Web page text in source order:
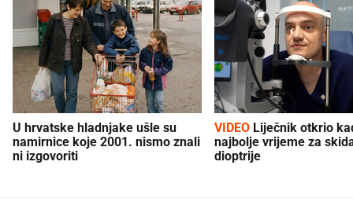
U hrvatske hladnjake ušle su
namirnice koje 2001. nismo znali
ni izgovoriti
VIDEO
najbolje vrijeme za
dioptrije